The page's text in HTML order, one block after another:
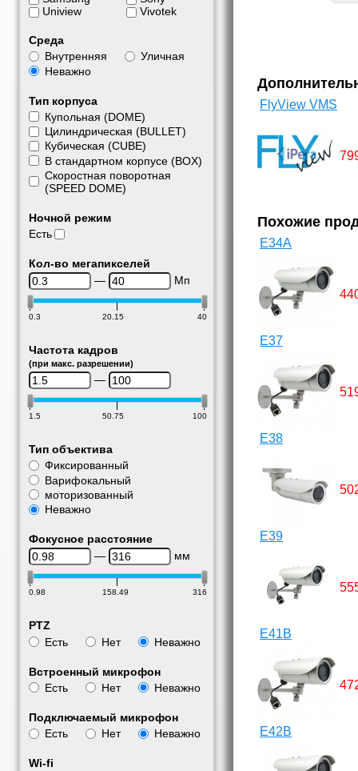
Uniview
Vivotek
Среда
Внутренняя
Уличная
Неважно
Тип корпуса
Купольная (DOME)
Цилиндрическая (BULLET)
Кубическая (CUBE)
В стандартном корпусе (BOX)
Скоростная поворотная
(SPEED DOME)
Ночной режим
Есть
Кол-во мегапикселей
—
Мп
0.3 20.15 40
Частота кадров
(при макс. разрешении)
—
1.5 50.75 100
Тип объектива
Фиксированный
Варифокальный
моторизованный
Неважно
Фокусное расстояние
—
мм
0.98 158.49 316
PTZ
Есть
Нет Неважно
Встроенный микрофон
Есть
Нет Неважно
Подключаемый микрофон
Есть
Нет Неважно
Wi-fi
FlyView VMS
Похожие
E34A
E37
E38
E39
E41B
E42B